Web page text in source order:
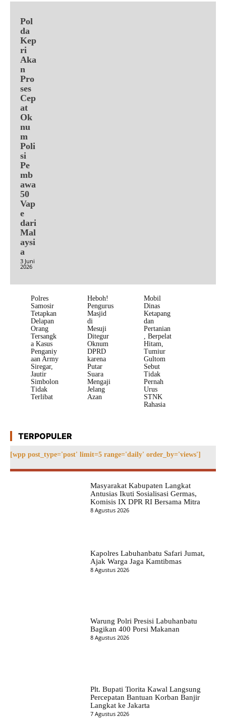
Pol
da
Kep
ri
Aka
n
Pro
ses
Cep
at
Ok
nu
m
Poli
si
Pe
mb
awa
50
Vap
e
dari
Mal
aysi
a
3 Juni
2026
Polres
Samosir
Tetapkan
Delapan
Orang
Tersangk
a Kasus
Penganiy
aan Army
Siregar,
Jautir
Simbolon
Tidak
Terlibat
Heboh!
Pengurus
Masjid
di
Mesuji
Ditegur
Oknum
DPRD
karena
Putar
Suara
Mengaji
Jelang
Azan
Mobil
Dinas
Ketapang
dan
Pertanian
, Berpelat
Hitam,
Tumiur
Gultom
Sebut
Tidak
Pernah
Urus
STNK
Rahasia
TERPOPULER
[wpp post_type='post' limit=5 range='daily' order_by='views']
Masyarakat Kabupaten Langkat
Antusias Ikuti Sosialisasi Germas,
Komisis IX DPR RI Bersama Mitra
8 Agustus 2026
Kapolres Labuhanbatu Safari Jumat,
Ajak Warga Jaga Kamtibmas
8 Agustus 2026
Warung Polri Presisi Labuhanbatu
Bagikan 400 Porsi Makanan
8 Agustus 2026
Plt. Bupati Tiorita Kawal Langsung
Percepatan Bantuan Korban Banjir
Langkat ke Jakarta
7 Agustus 2026